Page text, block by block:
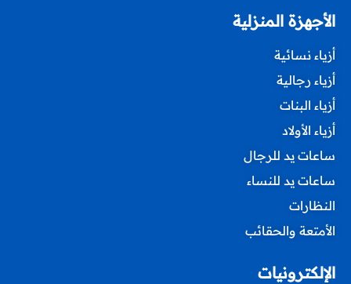
الأجهزة المنزلية
أزياء نسائية
أزياء رجالية
أزياء البنات
أزياء الأولاد
ساعات يد للرجال
ساعات يد للنساء
النظارات
الأمتعة والحقائب
الإلكترونيات